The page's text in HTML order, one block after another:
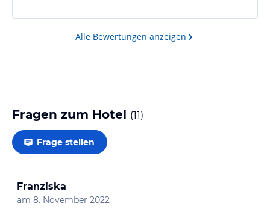
Alle Bewertungen anzeigen
Fragen zum Hotel (11)
Frage stellen
Franziska
am 8. November 2022